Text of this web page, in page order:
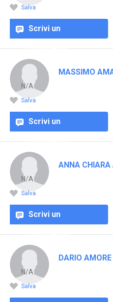
Salva
Scrivi un
commento
MASSIMO
N/A
Salva
Scrivi un
commento
ANNA CHIARA
N/A
Salva
Scrivi un
commento
DARIO AMORE
N/A
Salva